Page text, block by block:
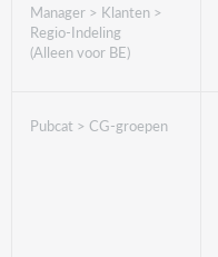
Manager > Klanten >
Regio-Indeling
(Alleen voor BE)
Pubcat > CG-groepen